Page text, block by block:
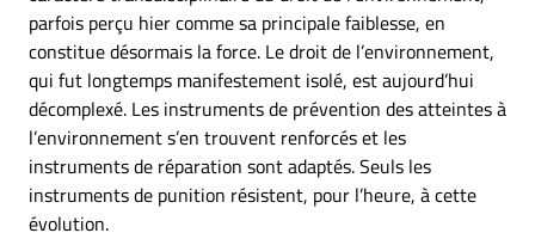
parfois perçu hier comme sa principale faiblesse, en
constitue désormais la force. Le droit de l’environnement,
qui fut longtemps manifestement isolé, est aujourd’hui
décomplexé. Les instruments de prévention des atteintes à
l’environnement s’en trouvent renforcés et les
instruments de réparation sont adaptés. Seuls les
instruments de punition résistent, pour l’heure, à cette
évolution.